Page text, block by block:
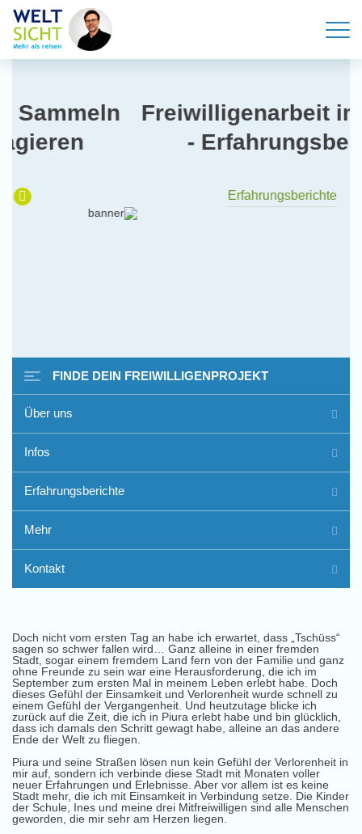
Freiwilligenarbeit im
- Erfahrungsberichte
Erfahrungsberichte
FINDE DEIN FREIWILLIGENPROJEKT
Über uns
Infos
Erfahrungsberichte
Mehr
Kontakt
Doch nicht vom ersten Tag an habe ich erwartet, dass „Tschüss“
sagen so schwer fallen wird… Ganz alleine in einer fremden
Stadt, sogar einem fremdem Land fern von der Familie und ganz
ohne Freunde zu sein war eine Herausforderung, die ich im
September zum ersten Mal in meinem Leben erlebt habe. Doch
dieses Gefühl der Einsamkeit und Verlorenheit wurde schnell zu
einem Gefühl der Vergangenheit. Und heutzutage blicke ich
zurück auf die Zeit, die ich in Piura erlebt habe und bin glücklich,
dass ich damals den Schritt gewagt habe, alleine an das andere
Ende der Welt zu fliegen.
Piura und seine Straßen lösen nun kein Gefühl der Verlorenheit in
mir auf, sondern ich verbinde diese Stadt mit Monaten voller
neuer Erfahrungen und Erlebnisse. Aber vor allem ist es keine
Stadt mehr, die ich mit Einsamkeit in Verbindung setze. Die Kinder
der Schule, Ines und meine drei Mitfreiwilligen sind alle Menschen
geworden, die mir sehr am Herzen liegen.